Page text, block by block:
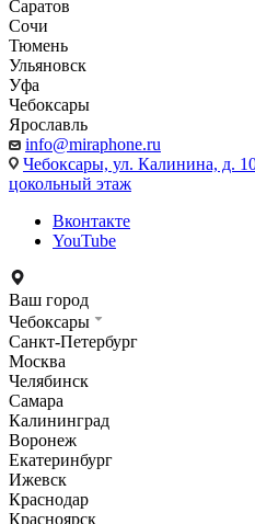
Саратов
Сочи
Тюмень
Ульяновск
Уфа
Чебоксары
Ярославль
info@miraphone.ru
Чебоксары, ул. Калинина,
цокольный этаж
Вконтакте
YouTube
Ваш город
Чебоксары
Санкт-Петербург
Москва
Челябинск
Самара
Калининград
Воронеж
Екатеринбург
Ижевск
Краснодар
Красноярск